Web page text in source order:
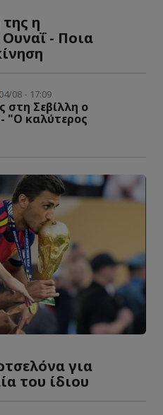
η
- Ποια
04/08 - 17:09
στη Σεβίλλη ο
"Ο καλύτερος
για
του ίδιου